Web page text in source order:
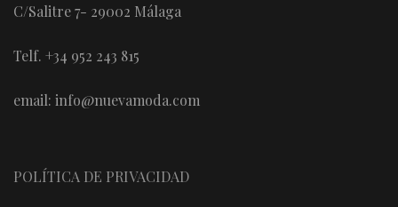
C/Salitre 7- 29002 Málaga
Telf. +34 952 243 815
email: info@nuevamoda.com
POLÍTICA DE PRIVACIDAD